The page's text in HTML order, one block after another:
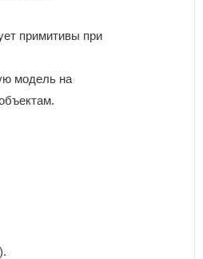
примитивы при
модель на